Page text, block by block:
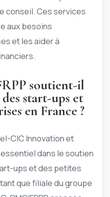
conseil. Ces services
aux besoins
et les aider à
soutient-il
start-ups et
en France ?
CIC Innovation et
dans le soutien
ups et des petites
que filiale du groupe